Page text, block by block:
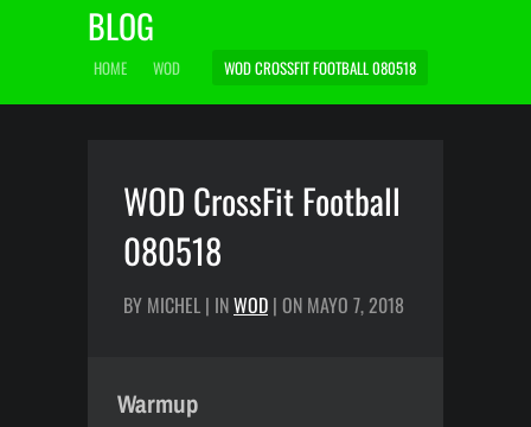
BLOG
HOME WOD WOD CROSSFIT FOOTBALL 080518
WOD CrossFit Football
080518
BY MICHEL | INWOD | ON MAYO 7, 2018
Warmup